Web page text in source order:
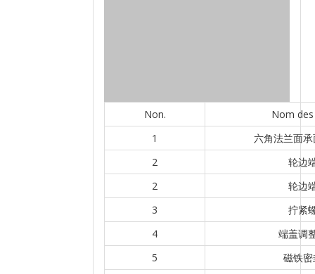
Non.
Nom
1
六角法兰面
2
轮边
2
轮边
3
拧紧
4
端盖调
5
磁铁